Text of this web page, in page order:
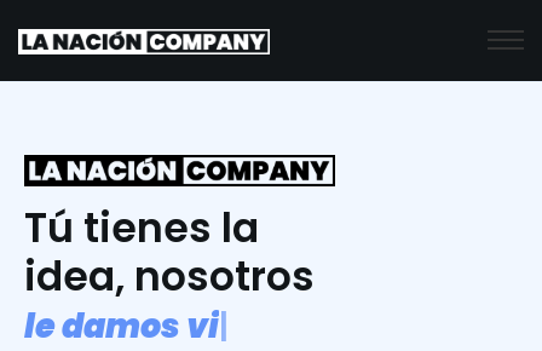
Tú tienes la
idea, nosotros
ledamosvid